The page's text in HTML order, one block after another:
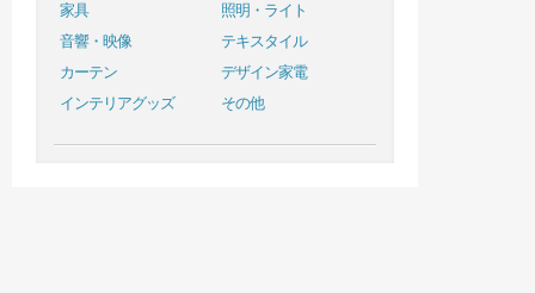
家具
照明・ライト
音響・映像
テキスタイル
カーテン
デザイン家電
インテリアグッズ
その他